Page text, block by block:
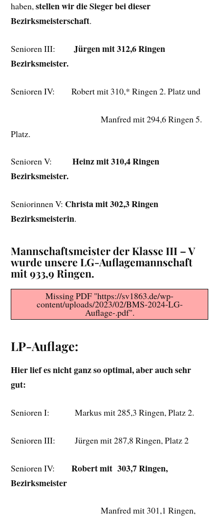
haben,stellen wir die Sieger bei dieser
Bezirksmeisterschaft.
Senioren III:Jürgen mit 312,6 Ringen
Bezirksmeister.
Senioren IV: Robert mit 310,* Ringen 2. Platz und
Manfred mit 294,6 Ringen 5.
Platz.
Senioren V:Heinz mit 310,4 Ringen
Bezirksmeister.
Seniorinnen V: Christa mit 302,3 Ringen
Bezirksmeisterin.
Mannschaftsmeister der Klasse III – V
wurdeunsere LG-Auflagemannschaft
mit 933,9 Ringen.
Missing PDF "https://sv1863.de/wp-
content/uploads/2023/02/BMS-2024-LG-
Auflage-.pdf".
LP-Auflage:
Hier lief es nicht ganz so optimal, aber auch sehr
gut:
Senioren I: Markus mit 285,3 Ringen, Platz 2.
Senioren III: Jürgen mit 287,8 Ringen, Platz 2
Senioren IV:
Robert mit 303,7 Ringen,
Bezirksmeister
Manfred mit 301,1 Ringen,